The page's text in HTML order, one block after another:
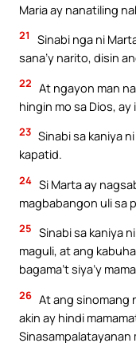
Maria ay nanatiling
21
Sinabi nga ni
sana’y narito, disin
22 At ngayon man
hingin mo sa Dios,
23 Sinabi sa kaniya
kapatid.
24 Si Marta ay
magbabangon uli sa
25 Sinabi sa kaniya
maguli, at ang
bagama’t siya’y
26 At ang sinomang
akin ay hindi
Sinasampalatayanan